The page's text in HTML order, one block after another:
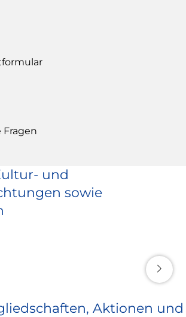
Fragen
und
sowie
Aktionen und